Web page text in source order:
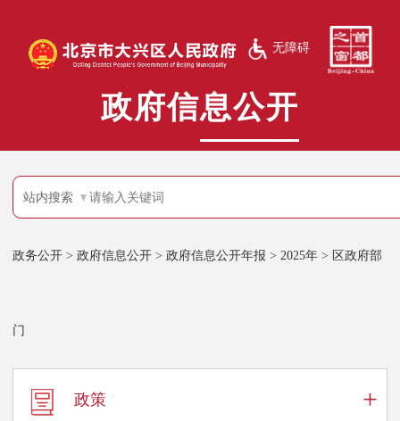
无障碍
政府信息公开
站内搜索
政务公开 > 政府信息公开 > 政府信息公开年报 > 2025年 > 区政府部
门
政策 +